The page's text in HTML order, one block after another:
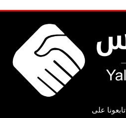
تابعونا على